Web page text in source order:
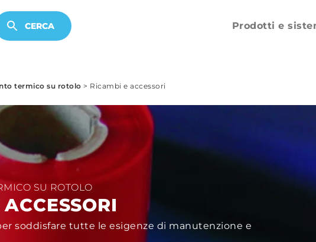
CERCA Prodotti e
termico su rotolo > Ricambi e accessori
SU ROTOLO
soddisfare tutte le esigenze di manutenzione e